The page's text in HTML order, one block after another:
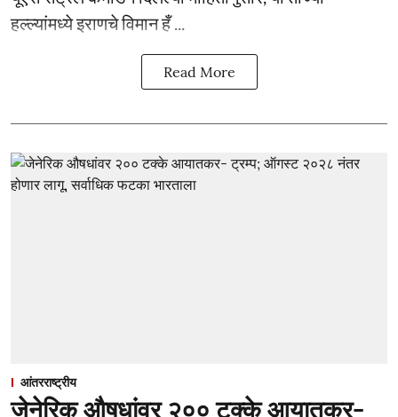
हल्ल्यांमध्ये इराणचे विमान हँ ...
Read More
आंतरराष्ट्रीय
जेनेरिक औषधांवर २०० टक्के आयातकर-